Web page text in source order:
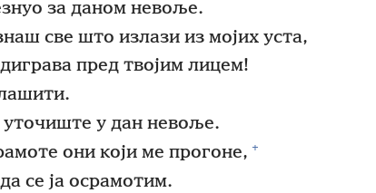
за даном невоље.
све што излази из мојих уста,
пред твојим лицем!
уточиште у дан невоље.
они који ме прогоне, +
се ја осрамотим.